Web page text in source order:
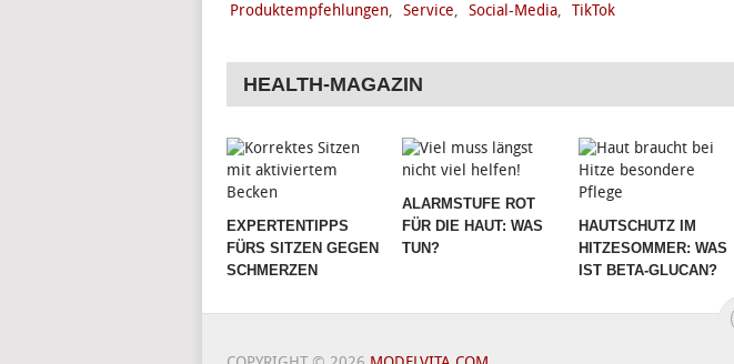
Produktempfehlungen, Service, Social-Media, TikTok
HEALTH-MAGAZIN
EXPERTENTIPPS
FÜRS SITZEN GEGEN
SCHMERZEN
ALARMSTUFE ROT
FÜR DIE HAUT: WAS
TUN?
HAUTSCHUTZ IM
HITZESOMMER: WAS
IST BETA-GLUCAN?